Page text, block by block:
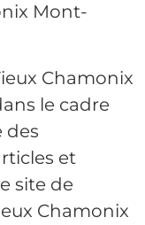
Mont-
Chamonix
le cadre
des
et
site de
Chamonix